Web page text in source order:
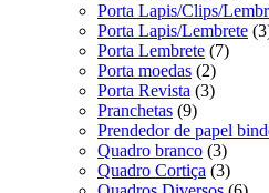
Porta Lapis/Clips/
Porta Lapis/Lembrete
Porta Lembrete (7)
Porta moedas (2)
Porta Revista (3)
Pranchetas (9)
Prendedor de papel
Quadro branco (3)
Quadro Cortiça (3)